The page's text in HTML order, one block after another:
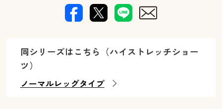
同シリーズはこちら（ハイストレッチショー
ツ）
ノーマルレッグタイプ